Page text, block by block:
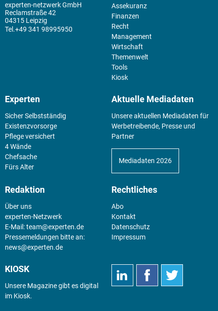
experten-netzwerk GmbH
Reclamstraße 42
04315 Leipzig
+49 341 98995950
Assekuranz
Finanzen
Recht
Management
Wirtschaft
Themenwelt
Tools
Kiosk
Experten
Sicher Selbstständig
Existenz­vorsorge
Pflege versichert
4 Wände
Chefsache
Fürs Alter
Aktuelle Mediadaten
Unsere aktuellen Mediadaten für
Werbetreibende, Presse und
Partner
Mediadaten 2026
Redaktion
Über uns
experten-Netzwerk
E-Mail:team@experten.de
Pressemeldungen bitte an:
news@experten.de
Rechtliches
Abo
Kontakt
Datenschutz
Impressum
KIOSK
Unsere Magazine gibt es digital
im Kiosk.